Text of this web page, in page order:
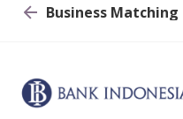
Business Matching